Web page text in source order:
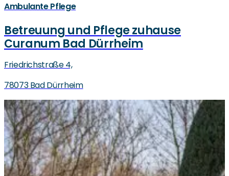
Ambulante Pflege
Betreuung und Pflege zuhause
Curanum Bad Dürrheim
Friedrichstraße 4,
78073 Bad Dürrheim